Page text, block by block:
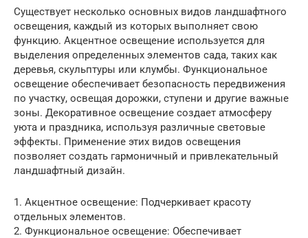
Существует несколько основных видов ландшафтного
освещения, каждый из которых выполняет свою
функцию. Акцентное освещение используется для
выделения определенных элементов сада, таких как
деревья, скульптуры или клумбы. Функциональное
освещение обеспечивает безопасность передвижения
по участку, освещая дорожки, ступени и другие важные
зоны. Декоративное освещение создает атмосферу
уюта и праздника, используя различные световые
эффекты. Применение этих видов освещения
позволяет создать гармоничный и привлекательный
ландшафтный дизайн.
1. Акцентное освещение: Подчеркивает красоту
отдельных элементов.
2. Функциональное освещение: Обеспечивает